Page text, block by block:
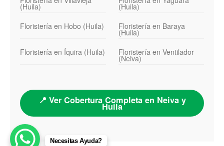
(Huila)
(Huila)
Floristería en Hobo (Huila)
Floristería en Baraya
(Huila)
Floristería en Íquira (Huila)
Floristería en Ventilador
(Neiva)
📍 Ver Cobertura Completa en Neiva y
Huila
Necesitas Ayuda?